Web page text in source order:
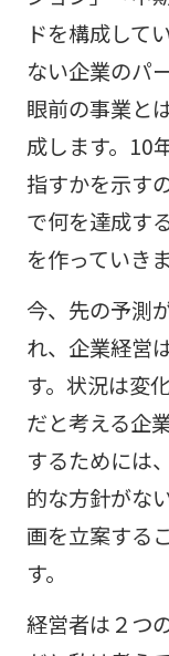
ドを構成して
ない企業のパ
眼前の事業と
成します。10
指すかを示す
で何を達成す
を作っていきま
今、先の予測
れ、企業経営
す。状況は変
だと考える企
するためには
的な方針がな
画を立案する
す。
経営者は２つ